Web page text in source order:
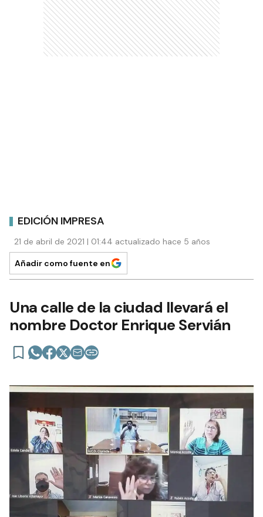
EDICIÓN IMPRESA
21 de abril de 2021 | 01:44 actualizado hace 5 años
Añadir como fuente en
Una calle de la ciudad llevará el
nombre Doctor Enrique Servián